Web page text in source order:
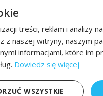
treści, reklam i analizy
z naszej witryny, naszym
informacjami, które im
Dowiedz się więcej
WSZYSTKIE